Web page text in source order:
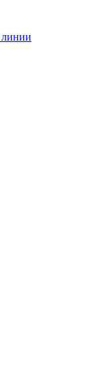
линии